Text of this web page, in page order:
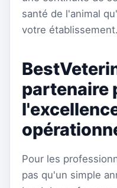
santé de l'animal
votre établissement.
partenaire
Pour les
pas qu'un simple